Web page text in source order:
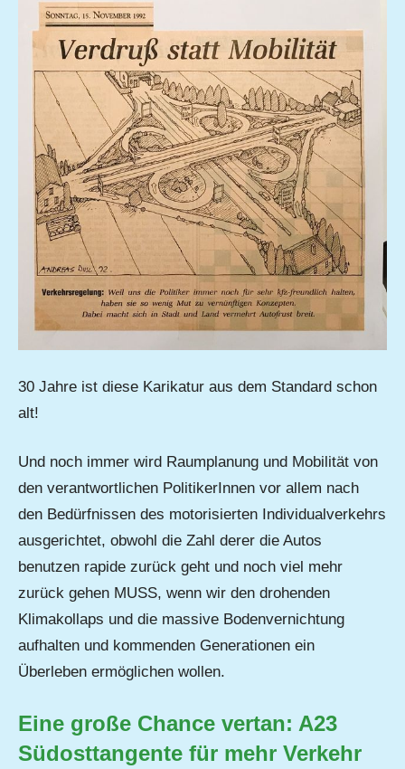
30 Jahre ist diese Karikatur aus dem Standard schon
alt!
Und noch immer wird Raumplanung und Mobilität von
den verantwortlichen PolitikerInnen vor allem nach
den Bedürfnissen des motorisierten Individualverkehrs
ausgerichtet, obwohl die Zahl derer die Autos
benutzen rapide zurück geht und noch viel mehr
zurück gehen MUSS, wenn wir den drohenden
Klimakollaps und die massive Bodenvernichtung
aufhalten und kommenden Generationen ein
Überleben ermöglichen wollen.
Eine große Chance vertan: A23
Südosttangente für mehr Verkehr